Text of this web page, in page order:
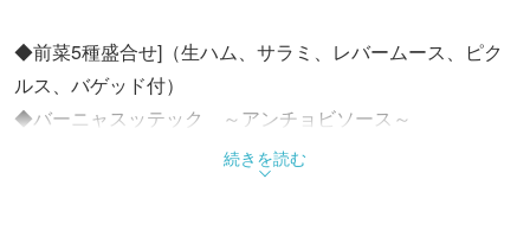
◆前菜5種盛合せ]（生ハム、サラミ、レバームース、ピク
ルス、バゲッド付）
◆バーニャスッテック ～アンチョビソース～
◆サーモンのサラダ仕立て
◆フライドポテト ～自家製アンチョビバター～
続きを読む